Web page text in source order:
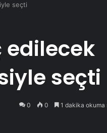
seçti
edilecek
seçti
0 0 1 dakika okuma